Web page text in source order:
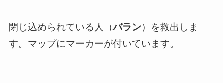
閉じ込められている人（バラン）を救出しま
す。マップにマーカーが付いています。